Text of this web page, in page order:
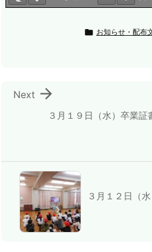
 お知らせ・配布
３月１９日（水）卒業証

Next
３月１２日（